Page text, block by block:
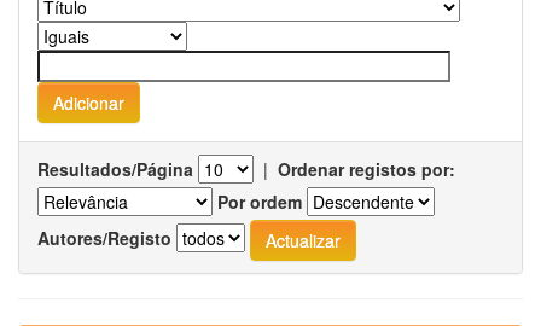
Resultados/Página | Ordenar registos por:
Por ordem
Autores/Registo